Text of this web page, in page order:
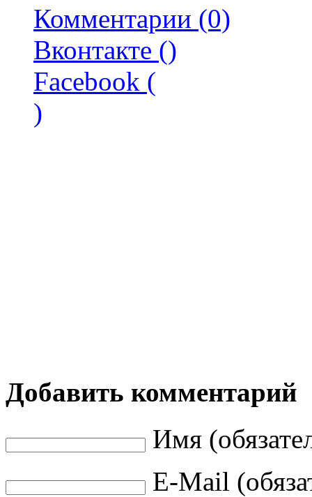
Комментарии (0)
Вконтакте ()
Facebook (
)
Добавить комментарий
Имя
E-Mail